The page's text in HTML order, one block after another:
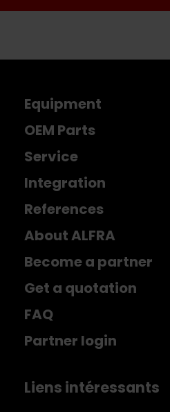
Equipment
OEM Parts
Service
Integration
References
About ALFRA
Become a partner
Get a quotation
FAQ
Partner login
Liens intéressants